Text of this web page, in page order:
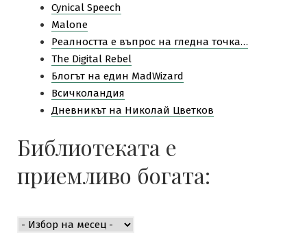
Cynical Speech
Malone
Pеалността е въпрос на гледна точка…
The Digital Rebel
Блогът на един MadWizard
Всичколандия
Дневникът на Николай Цветков
Библиотеката е
приемливо богата: